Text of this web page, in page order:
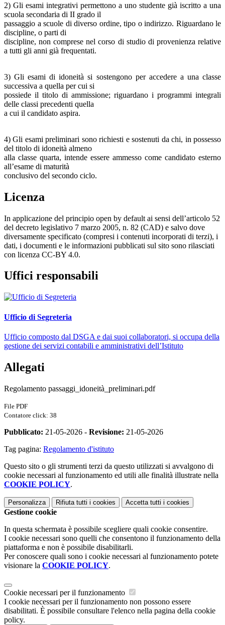
2) Gli esami integrativi permettono a uno studente già iscritto a una
scuola secondaria di II grado il
passaggio a scuole di diverso ordine, tipo o indirizzo. Riguardano le
discipline, o parti di
discipline, non comprese nel corso di studio di provenienza relative
a tutti gli anni già frequentati.
3) Gli esami di idoneità si sostengono per accedere a una classe
successiva a quella per cui si
possiede il titolo di ammissione; riguardano i programmi integrali
delle classi precedenti quella
a cui il candidato aspira.
4) Gli esami preliminari sono richiesti e sostenuti da chi, in possesso
del titolo di idoneità almeno
alla classe quarta, intende essere ammesso come candidato esterno
all’esame di maturità
conclusivo del secondo ciclo.
Licenza
In applicazione del principio open by default ai sensi dell’articolo 52
del decreto legislativo 7 marzo 2005, n. 82 (CAD) e salvo dove
diversamente specificato (compresi i contenuti incorporati di terzi), i
dati, i documenti e le informazioni pubblicati sul sito sono rilasciati
con licenza CC-BY 4.0.
Uffici responsabili
Ufficio di Segreteria
Ufficio composto dal DSGA e dai suoi collaboratori, si occupa della
gestione dei servizi contabili e amministrativi dell’Istituto
Allegati
Regolamento passaggi_idoneità_preliminari.pdf
File PDF
Contatore click: 38
Pubblicato: 21-05-2026 - Revisione: 21-05-2026
Tag pagina: Regolamento d'istituto
Questo sito o gli strumenti terzi da questo utilizzati si avvalgono di
cookie necessari al funzionamento ed utili alle finalità illustrate nella
COOKIE POLICY.
Personalizza Rifiuta tutti i cookies Accetta tutti i cookies
Gestione cookie
In questa schermata è possibile scegliere quali cookie consentire.
I cookie necessari sono quelli che consentono il funzionamento della
piattaforma e non è possibile disabilitarli.
Per conoscere quali sono i cookie necessari al funzionamento potete
visionare la COOKIE POLICY.
Cookie necessari per il funzionamento
I cookie necessari per il funzionamento non possono essere
disabilitati. È possibile consultare l'elenco nella pagina della cookie
policy.